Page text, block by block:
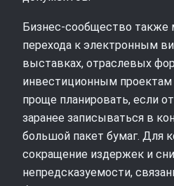
Бизнес-сообщество также
перехода к электронным
выставках, отраслевых
инвестиционным проектам
проще планировать, если
заранее записываться в
большой пакет бумаг. Для
сокращение издержек и
непредсказуемости,